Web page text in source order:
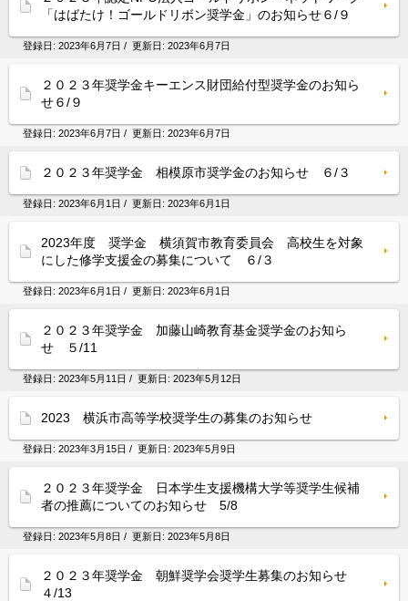
「はばたけ！ゴールドリボン奨学金」のお知らせ６/９
登録日: 2023年6月7日 / 更新日: 2023年6月7日
２０２３年奨学金キーエンス財団給付型奨学金のお知ら
せ６/９
登録日: 2023年6月7日 / 更新日: 2023年6月7日
２０２３年奨学金 相模原市奨学金のお知らせ ６/３
登録日: 2023年6月1日 / 更新日: 2023年6月1日
2023年度 奨学金 横須賀市教育委員会 高校生を対象
にした修学支援金の募集について ６/３
登録日: 2023年6月1日 / 更新日: 2023年6月1日
２０２３年奨学金 加藤山崎教育基金奨学金のお知ら
せ ５/11
登録日: 2023年5月11日 / 更新日: 2023年5月12日
2023 横浜市高等学校奨学生の募集のお知らせ
登録日: 2023年3月15日 / 更新日: 2023年5月9日
２０２３年奨学金 日本学生支援機構大学等奨学生候補
者の推薦についてのお知らせ 5/8
登録日: 2023年5月8日 / 更新日: 2023年5月8日
２０２３年奨学金 朝鮮奨学会奨学生募集のお知らせ
４/13